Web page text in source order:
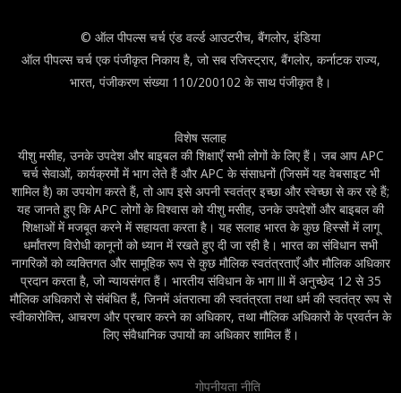
© ऑल पीपल्स चर्च एंड वर्ल्ड आउटरीच, बैंगलोर, इंडिया
ऑल पीपल्स चर्च एक पंजीकृत निकाय है, जो सब रजिस्ट्रार, बैंगलोर, कर्नाटक राज्य,
भारत, पंजीकरण संख्या 110/200102 के साथ पंजीकृत है।
विशेष सलाह
यीशु मसीह, उनके उपदेश और बाइबल की शिक्षाएँ सभी लोगों के लिए हैं। जब आप APC
चर्च सेवाओं, कार्यक्रमों में भाग लेते हैं और APC के संसाधनों (जिसमें यह वेबसाइट भी
शामिल है) का उपयोग करते हैं, तो आप इसे अपनी स्वतंत्र इच्छा और स्वेच्छा से कर रहे हैं;
यह जानते हुए कि APC लोगों के विश्वास को यीशु मसीह, उनके उपदेशों और बाइबल की
शिक्षाओं में मजबूत करने में सहायता करता है। यह सलाह भारत के कुछ हिस्सों में लागू
धर्मांतरण विरोधी कानूनों को ध्यान में रखते हुए दी जा रही है। भारत का संविधान सभी
नागरिकों को व्यक्तिगत और सामूहिक रूप से कुछ मौलिक स्वतंत्रताएँ और मौलिक अधिकार
प्रदान करता है, जो न्यायसंगत हैं। भारतीय संविधान के भाग III में अनुच्छेद 12 से 35
मौलिक अधिकारों से संबंधित हैं, जिनमें अंतरात्मा की स्वतंत्रता तथा धर्म की स्वतंत्र रूप से
स्वीकारोक्ति, आचरण और प्रचार करने का अधिकार, तथा मौलिक अधिकारों के प्रवर्तन के
लिए संवैधानिक उपायों का अधिकार शामिल हैं।
गोपनीयता नीति